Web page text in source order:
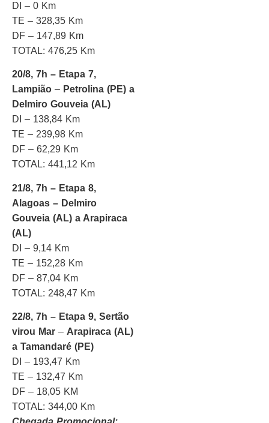
DI – 0 Km
TE – 328,35 Km
DF – 147,89 Km
TOTAL: 476,25 Km
20/8, 7h – Etapa 7,
Lampião – Petrolina (PE) a
Delmiro Gouveia (AL)
DI – 138,84 Km
TE – 239,98 Km
DF – 62,29 Km
TOTAL: 441,12 Km
21/8, 7h – Etapa 8,
Alagoas – Delmiro
Gouveia (AL) a Arapiraca
(AL)
DI – 9,14 Km
TE – 152,28 Km
DF – 87,04 Km
TOTAL: 248,47 Km
22/8, 7h – Etapa 9, Sertão
virou Mar – Arapiraca (AL)
a Tamandaré (PE)
DI – 193,47 Km
TE – 132,47 Km
DF – 18,05 KM
TOTAL: 344,00 Km